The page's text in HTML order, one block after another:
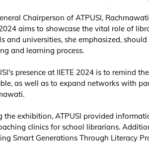
Chairperson of ATPUSI,
aims to showcase the vital role of
and universities, she emphasized,
and learning process.
presence at IIETE 2024 is to remind
as well as to expand networks with
the exhibition, ATPUSI provided
clinics for school librarians.
Smart Generations Through Literacy